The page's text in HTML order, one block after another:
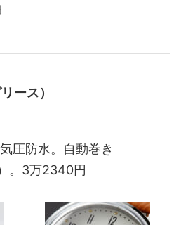
ース）
圧防水。自動巻き
。3万2340円